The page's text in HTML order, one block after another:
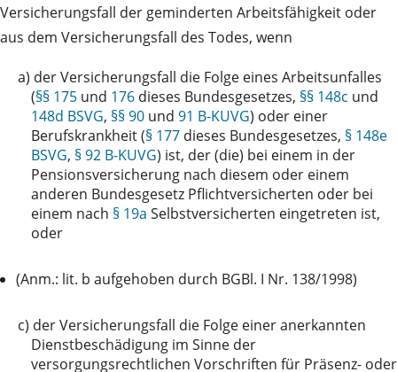
Versicherungsfall der geminderten Arbeitsfähigkeit oder
aus dem Versicherungsfall des Todes, wenn
a) der Versicherungsfall die Folge eines Arbeitsunfalles
(§§ 175 und 176 dieses Bundesgesetzes, §§ 148c und
148d BSVG, §§ 90 und 91 B-KUVG) oder einer
Berufskrankheit (§ 177 dieses Bundesgesetzes, § 148e
BSVG, § 92 B-KUVG) ist, der (die) bei einem in der
Pensionsversicherung nach diesem oder einem
anderen Bundesgesetz Pflichtversicherten oder bei
einem nach § 19a Selbstversicherten eingetreten ist,
oder
(Anm.: lit. b aufgehoben durch BGBl. I Nr. 138/1998)
c) der Versicherungsfall die Folge einer anerkannten
Dienstbeschädigung im Sinne der
versorgungsrechtlichen Vorschriften für Präsenz- oder